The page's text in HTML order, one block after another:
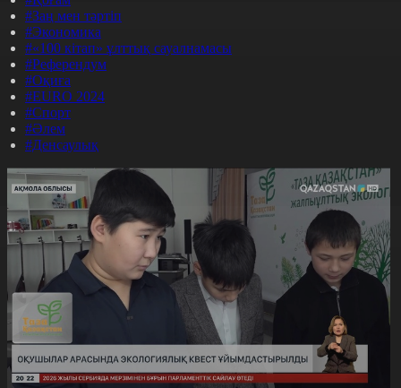
#Заң мен тәртіп
#Экономика
#«100 кітап» ұлттық сауалнамасы
#Референдум
#Оқиға
#EURO 2024
#Спорт
#Әлем
#Денсаулық